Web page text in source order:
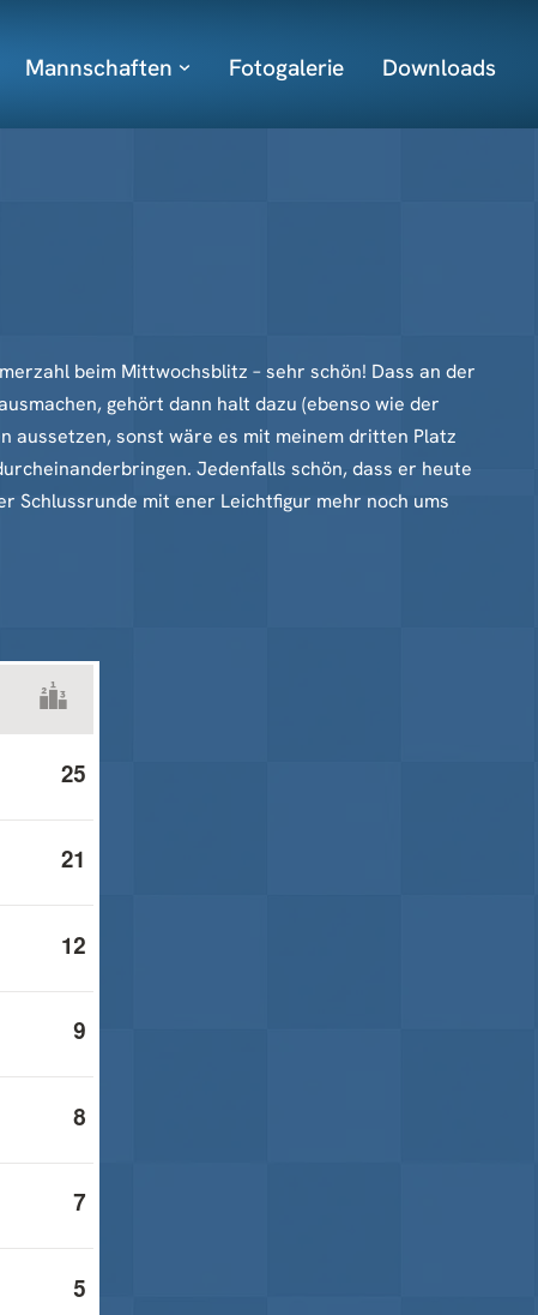
Mannschaften Fotogalerie Downloads
beim Mittwochsblitz – sehr schön! Dass an der
gehört dann halt dazu (ebenso wie der
aussetzen, sonst wäre es mit meinem dritten Platz
Jedenfalls schön, dass er heute
Schlussrunde mit ener Leichtfigur mehr noch ums